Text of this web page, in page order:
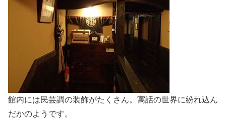
館内には民芸調の装飾がたくさん。寓話の世界に紛れ込ん
だかのようです。